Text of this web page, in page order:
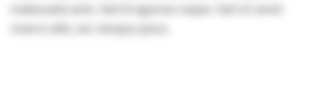
malesuada ante. Sed id egestas neque. Sed sit amet
viverra velit, nec tempus purus.